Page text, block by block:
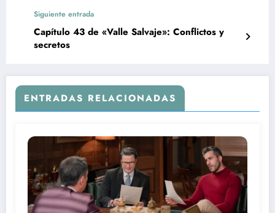
Siguiente entrada
Capítulo 43 de «Valle Salvaje»: Conflictos y
secretos
ENTRADAS RELACIONADAS